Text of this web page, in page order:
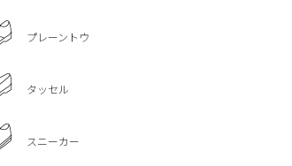
プレーントウ
タッセル
スニーカー